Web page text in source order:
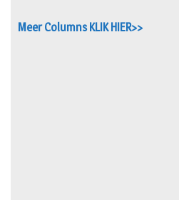
Meer Columns KLIK HIER>>